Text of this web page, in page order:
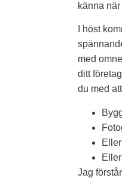
känna
I höst
med
ditt
du med
Jag